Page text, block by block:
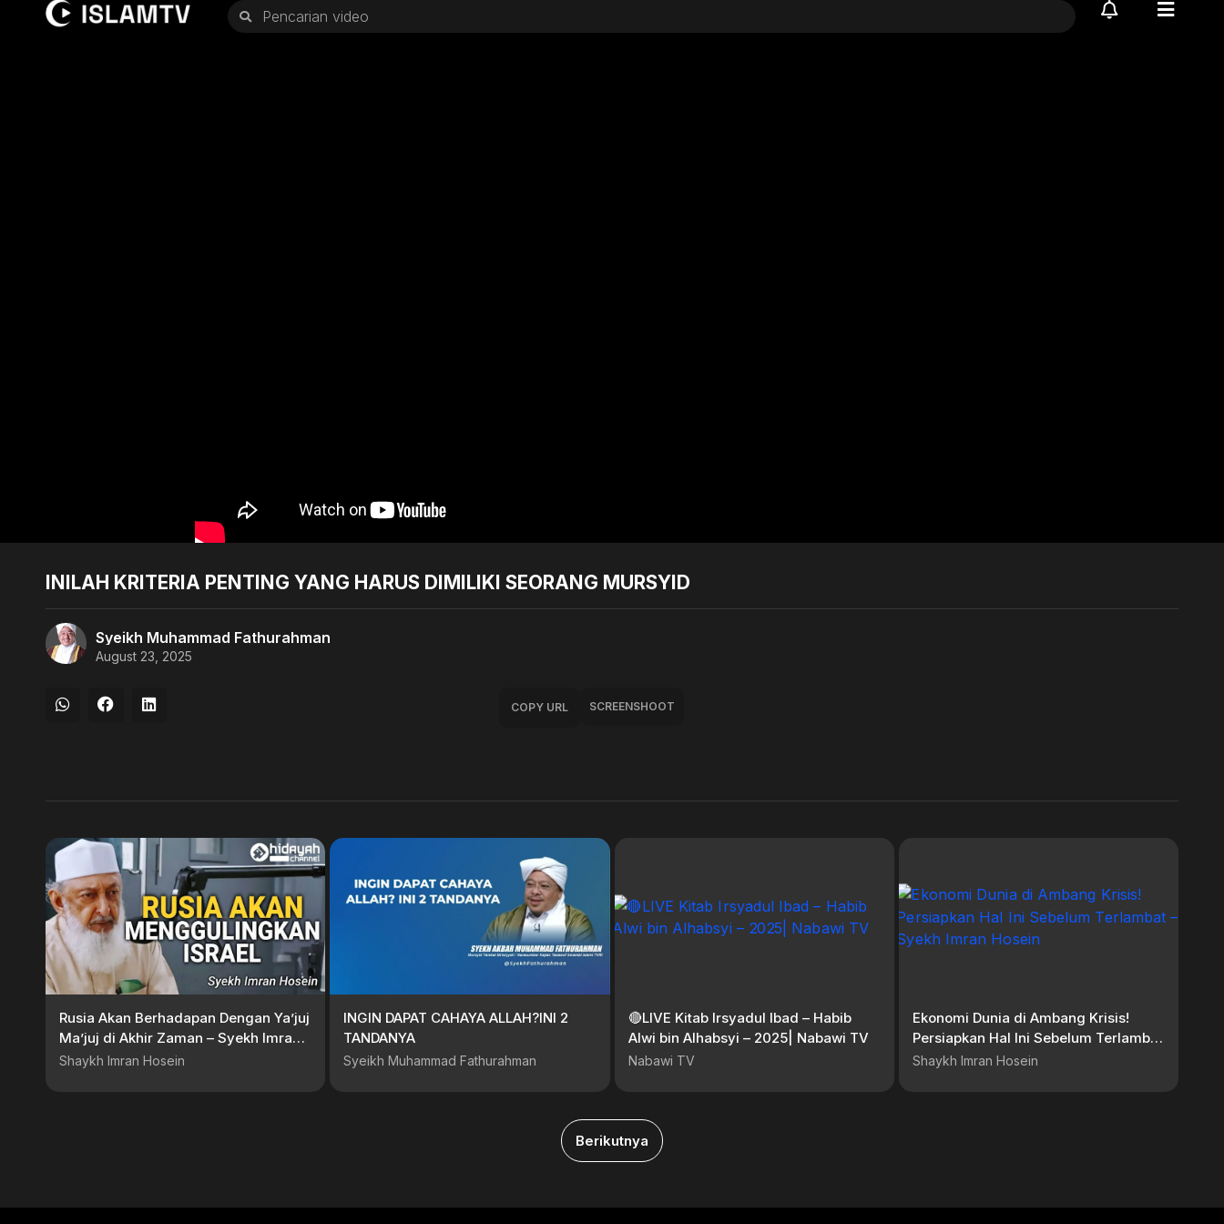
INILAH KRITERIA PENTING YANG HARUS DIMILIKI SEORANG MURSYID
Syeikh Muhammad Fathurahman
August 23, 2025
COPY URL SCREENSHOOT
Rusia Akan Berhadapan Dengan Ya’juj
Ma’juj di Akhir Zaman – Syekh Imran
Hosein
Shaykh Imran Hosein
INGIN DAPAT CAHAYA ALLAH?INI 2
TANDANYA
Syeikh Muhammad Fathurahman
🔴LIVE Kitab Irsyadul Ibad – Habib
Alwi bin Alhabsyi – 2025| Nabawi TV
Nabawi TV
Ekonomi Dunia di Ambang Krisis!
Persiapkan Hal Ini Sebelum Terlambat
– Syekh Imran Hosein
Shaykh Imran Hosein
Berikutnya